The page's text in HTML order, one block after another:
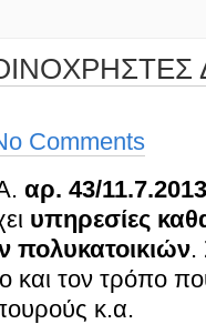
Comments
αρ. 43/
υπηρεσίες
.
τον τρόπο που
κ.α.